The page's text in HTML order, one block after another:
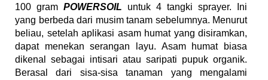
100 gram POWERSOIL untuk 4 tangki sprayer. Ini
yang berbeda dari musim tanam sebelumnya. Menurut
beliau, setelah aplikasi asam humat yang disiramkan,
dapat menekan serangan layu. Asam humat biasa
dikenal sebagai intisari atau saripati pupuk organik.
Berasal dari sisa-sisa tanaman yang mengalami